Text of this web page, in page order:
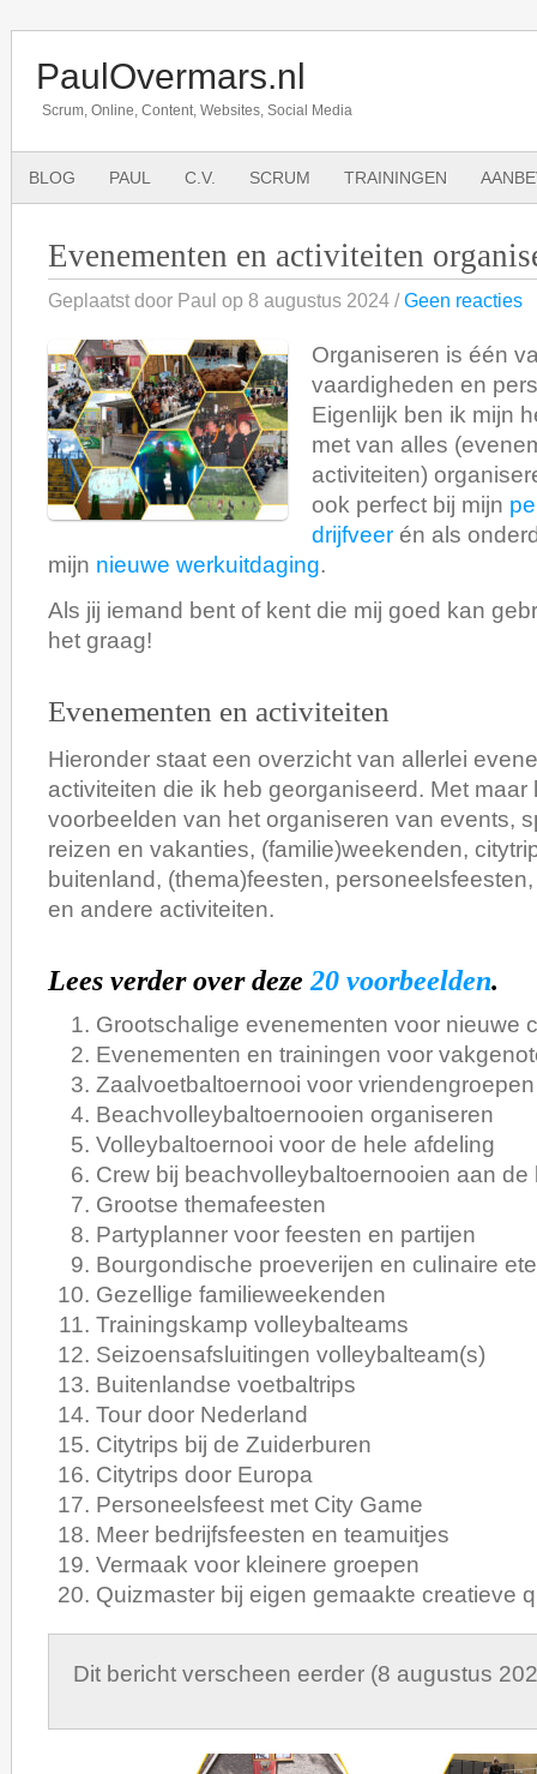
PaulOvermars.nl
Scrum, Online, Content, Websites, Social Media
BLOG PAUL C.V. SCRUM TRAININGEN
Evenementen en activiteiten
Geplaatst door Paul op 8 augustus 2024 /Geen reacties
Organiseren is één
vaardigheden en
Eigenlijk ben ik mijn
met van alles
activiteiten)
ook perfect bij mijn
drijfveer én als
mijn nieuwe werkuitdaging.
Als jij iemand bent of kent die mij goed kan
het graag!
Evenementen en activiteiten
Hieronder staat een overzicht van allerlei
activiteiten die ik heb georganiseerd. Met maar
voorbeelden van het organiseren van events,
reizen en vakanties, (familie)weekenden,
buitenland, (thema)feesten,
en andere activiteiten.
Lees verder over deze 20 voorbeelden.
Grootschalige evenementen voor nieuwe
Evenementen en trainingen voor
Zaalvoetbaltoernooi voor vriendengroepen
Beachvolleybaltoernooien organiseren
Volleybaltoernooi voor de hele afdeling
Crew bij beachvolleybaltoernooien aan de
Grootse themafeesten
Partyplanner voor feesten en partijen
Bourgondische proeverijen en culinaire
Gezellige familieweekenden
Trainingskamp volleybalteams
Seizoensafsluitingen volleybalteam(s)
Buitenlandse voetbaltrips
Tour door Nederland
Citytrips bij de Zuiderburen
Citytrips door Europa
Personeelsfeest met City Game
Meer bedrijfsfeesten en teamuitjes
Vermaak voor kleinere groepen
Quizmaster bij eigen gemaakte creatieve
Dit bericht verscheen eerder (8 augustus